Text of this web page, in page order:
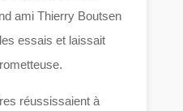
ami Thierry Boutsen
essais et laissait
réussissaient à